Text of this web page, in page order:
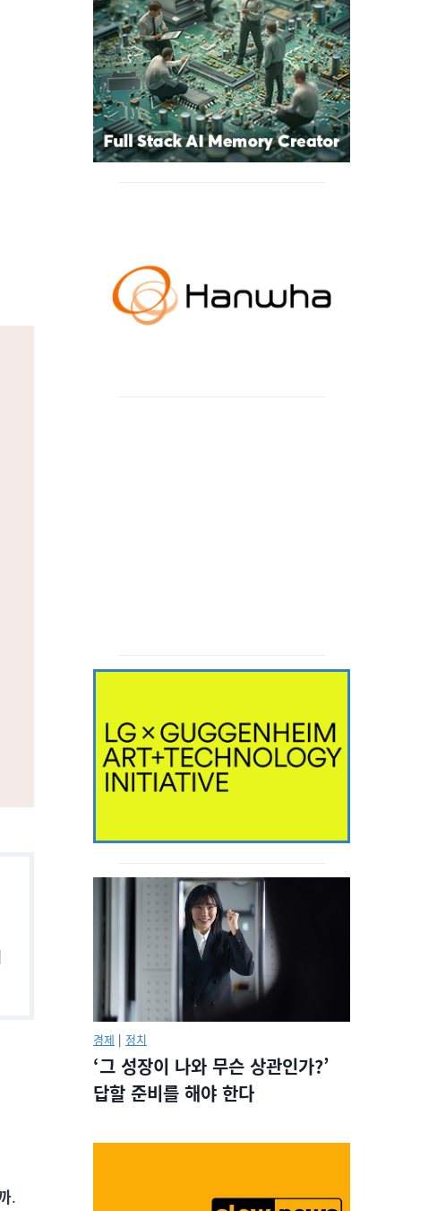
.
경제 | 정치
‘그 성장이 나와 무슨 상관인가?’
답할 준비를 해야 한다